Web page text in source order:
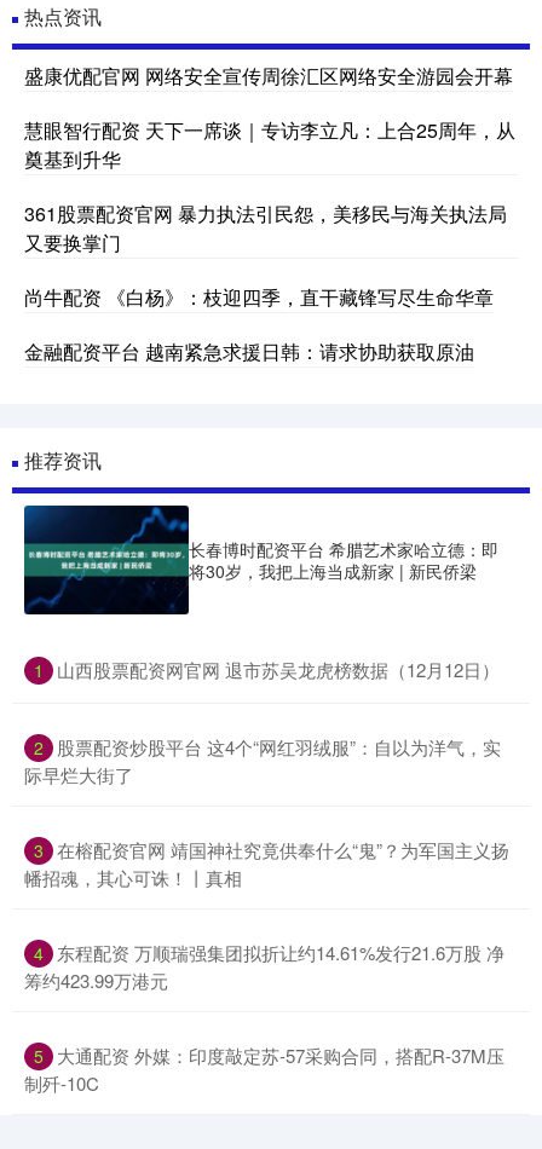
热点资讯
盛康优配官网 网络安全宣传周徐汇区网络安全游园会开幕
慧眼智行配资 天下一席谈｜专访李立凡：上合25周年，从
奠基到升华
361股票配资官网 暴力执法引民怨，美移民与海关执法局
又要换掌门
尚牛配资 《白杨》：枝迎四季，直干藏锋写尽生命华章
金融配资平台 越南紧急求援日韩：请求协助获取原油
推荐资讯
长春博时配资平台 希腊艺术家哈立德：即
将30岁，我把上海当成新家 | 新民侨梁
1 ​山西股票配资网官网 退市苏吴龙虎榜数据（12月12日）
2
​股票配资炒股平台 这4个“网红羽绒服”：自以为洋气，实
际早烂大街了
3 ​在榕配资官网 靖国神社究竟供奉什么“鬼”？为军国主义扬
幡招魂，其心可诛！丨真相
4 ​东程配资 万顺瑞强集团拟折让约14.61%发行21.6万股 净
筹约423.99万港元
5 ​大通配资 外媒：印度敲定苏-57采购合同，搭配R-37M压
制歼-10C